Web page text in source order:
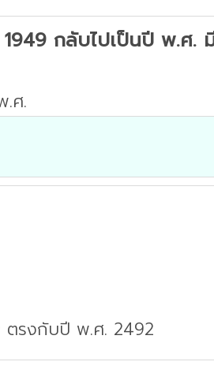
กลับไปเป็นปี พ.ศ.
.ศ.
ตรงกับปี พ.ศ. 2492